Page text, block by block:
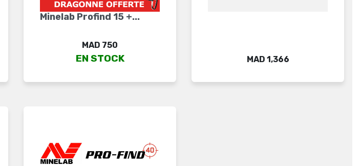
Minelab Profind 15 +...
Price
MAD 750
EN STOCK Price
MAD 1,366